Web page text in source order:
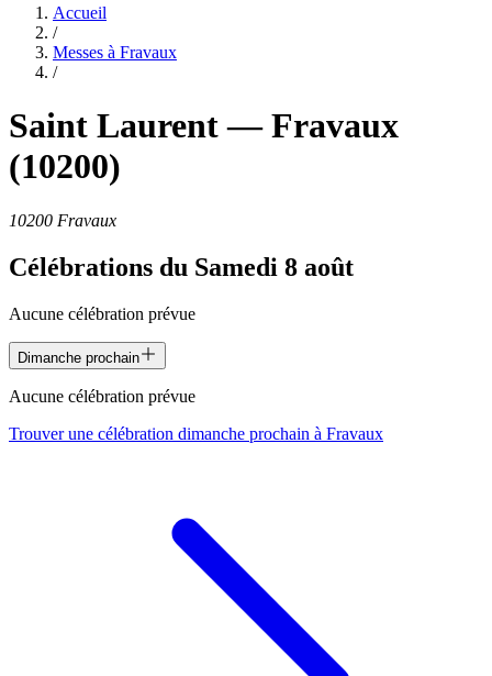
Accueil
/
Messes à Fravaux
/
Saint Laurent—Fravaux
(10200)
10200 Fravaux
Célébrations du Samedi 8 août
Aucune célébration prévue
Dimanche prochain
Aucune célébration prévue
Trouver une célébration dimanche prochain à Fravaux